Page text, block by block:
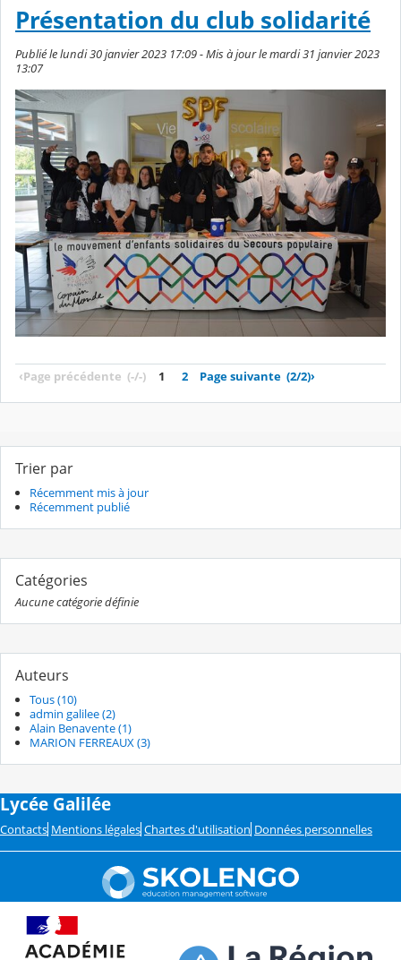
Présentation du club solidarité
Publié le lundi 30 janvier 2023 17:09 - Mis à jour le mardi 31 janvier 2023
13:07
‹Page précédente (-/-) 1 2 Page suivante (2/2)›
Trier par
Récemment mis à jour
Récemment publié
Catégories
Aucune catégorie définie
Auteurs
Tous (10)
admin galilee (2)
Alain Benavente (1)
MARION FERREAUX (3)
Lycée Galilée
Contacts Mentions légales Chartes d'utilisation Données personnelles